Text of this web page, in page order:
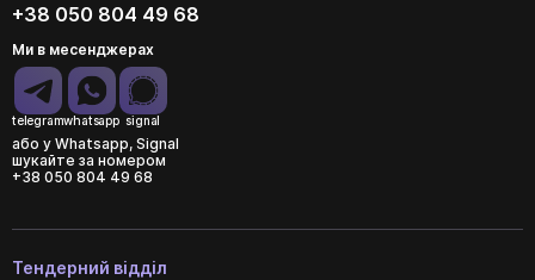
+38 050 804 49 68
Ми в месенджерах
telegramwhatsapp signal
або у Whatsapp, Signal
шукайте за номером
+38 050 804 49 68
Тендерний відділ